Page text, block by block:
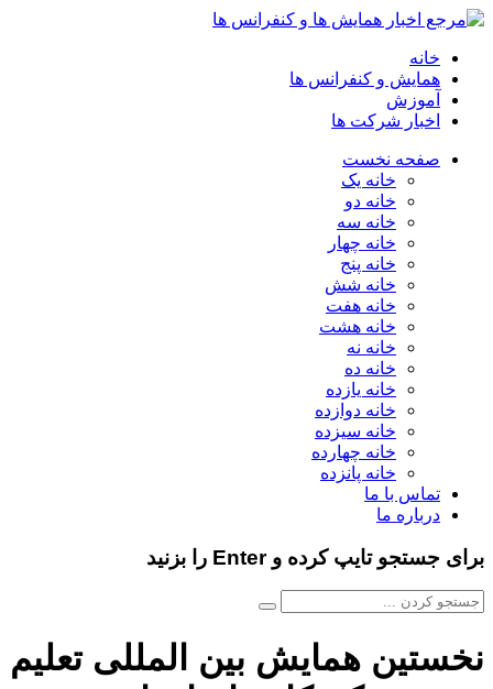
خانه
همایش و کنفرانس ها
آموزش
اخبار شرکت ها
صفحه نخست
خانه یک
خانه دو
خانه سه
خانه چهار
خانه پنج
خانه شش
خانه هفت
خانه هشت
خانه نه
خانه ده
خانه یازده
خانه دوازده
خانه سیزده
خانه چهارده
خانه پانزده
تماس با ما
درباره ما
برای جستجو تایپ کرده و Enter را بزنید
نخستین همایش بین المللی تعلیم